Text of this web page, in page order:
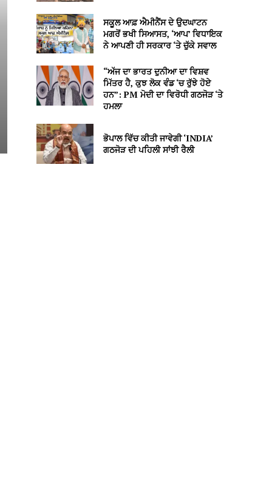
ਸਕੂਲ ਆਫ਼ ਐਮੀਨੈਂਸ ਦੇ ਉਦਘਾਟਨ
ਮਗਰੋਂ ਭਖੀ ਸਿਆਸਤ, ‘ਆਪ’ ਵਿਧਾਇਕ
ਨੇ ਆਪਣੀ ਹੀ ਸਰਕਾਰ ‘ਤੇ ਚੁੱਕੇ ਸਵਾਲ
“ਅੱਜ ਦਾ ਭਾਰਤ ਦੁਨੀਆ ਦਾ ਵਿਸ਼ਵ
ਮਿੱਤਰ ਹੈ, ਕੁਝ ਲੋਕ ਵੰਡ ‘ਚ ਰੁੱਝੇ ਹੋਏ
ਹਨ”: PM ਮੋਦੀ ਦਾ ਵਿਰੋਧੀ ਗਠਜੋੜ ‘ਤੇ
ਹਮਲਾ
ਭੋਪਾਲ ਵਿੱਚ ਕੀਤੀ ਜਾਵੇਗੀ ‘INDIA’
ਗਠਜੋੜ ਦੀ ਪਹਿਲੀ ਸਾਂਝੀ ਰੈਲੀ